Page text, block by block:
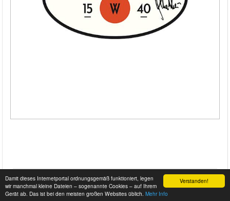
Verstanden!
Damit dieses Internetportal ordnungsgemäß funktioniert, legen
wir manchmal kleine Dateien – sogenannte Cookies – auf Ihrem
Gerät ab. Das ist bei den meisten großen Websites üblich. Mehr Info